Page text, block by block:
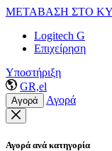
ΜΕΤΑΒΑΣΗ ΣΤΟ
Logitech G
Επιχείρηση
Υποστήριξη
GR,el
Αγορά Αγορά
Αγορά ανά κατηγορία